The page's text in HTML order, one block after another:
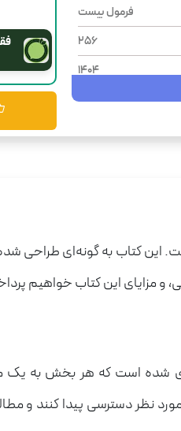
فرمول بیست
256
1404
550
فارسی
این کتاب به گونه‌ای طراحی
و مزایای این کتاب خواهیم
شده است که هر بخش به یک
نظر دسترسی پیدا کنند و